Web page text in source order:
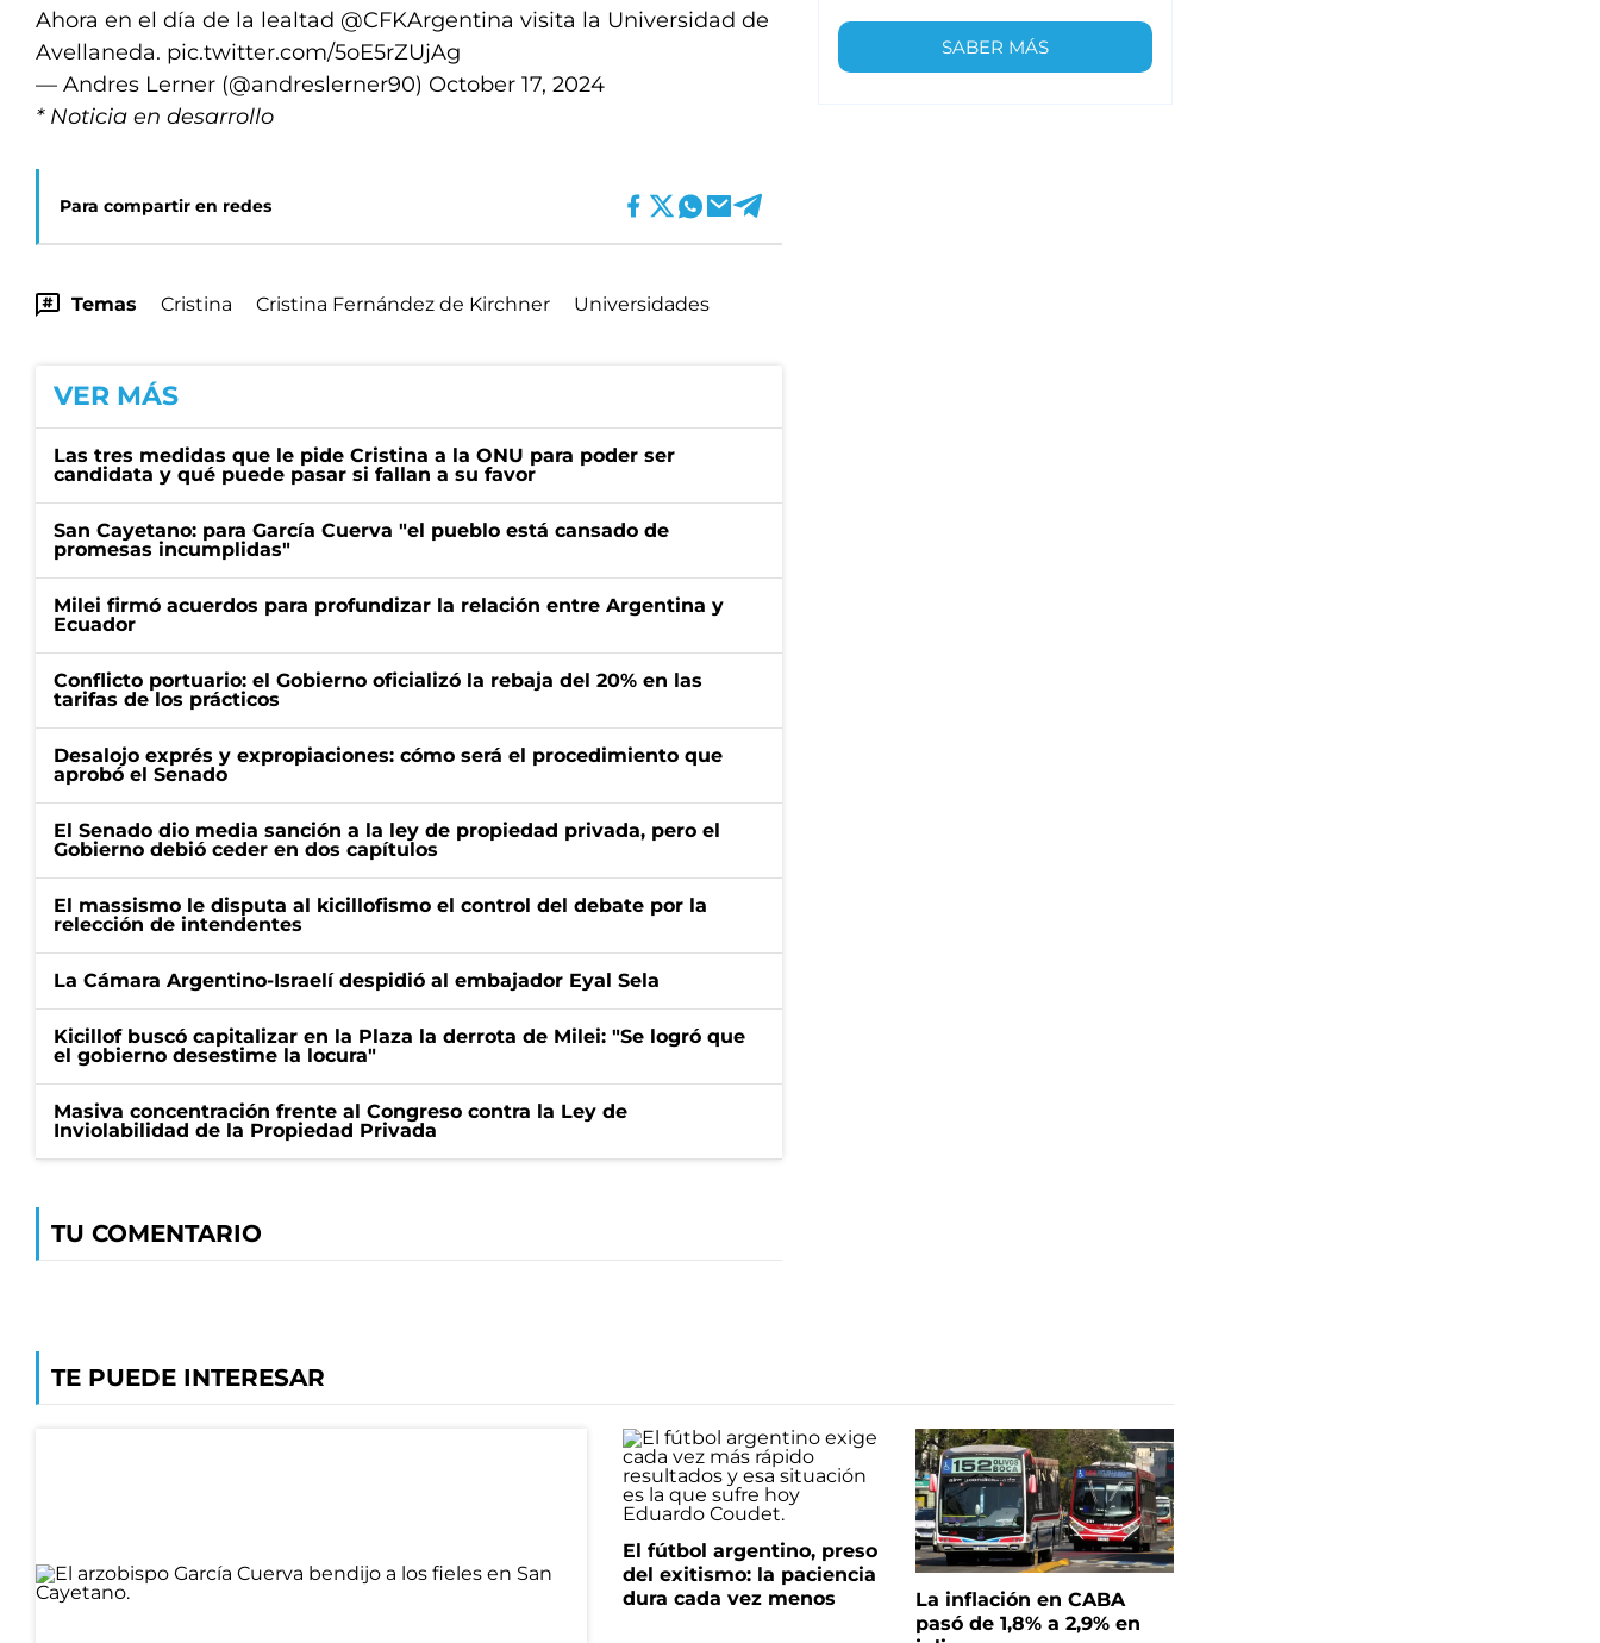
Ahora en el día de la lealtad @CFKArgentina visita la Universidad de
Avellaneda. pic.twitter.com/5oE5rZUjAg
— Andres Lerner (@andreslerner90) October 17, 2024
* Noticia en desarrollo
Para compartir en redes
Temas Cristina Cristina Fernández de Kirchner Universidades
VER MÁS
Las tres medidas que le pide Cristina a la ONU para poder ser
candidata y qué puede pasar si fallan a su favor
San Cayetano: para García Cuerva "el pueblo está cansado de
promesas incumplidas"
Milei firmó acuerdos para profundizar la relación entre Argentina y
Ecuador
Conflicto portuario: el Gobierno oficializó la rebaja del 20% en las
tarifas de los prácticos
Desalojo exprés y expropiaciones: cómo será el procedimiento que
aprobó el Senado
El Senado dio media sanción a la ley de propiedad privada, pero el
Gobierno debió ceder en dos capítulos
El massismo le disputa al kicillofismo el control del debate por la
relección de intendentes
La Cámara Argentino-Israelí despidió al embajador Eyal Sela
Kicillof buscó capitalizar en la Plaza la derrota de Milei: "Se logró que
el gobierno desestime la locura"
Masiva concentración frente al Congreso contra la Ley de
Inviolabilidad de la Propiedad Privada
TU COMENTARIO
SABER MÁS
TE PUEDE INTERESAR
El fútbol argentino, preso
del exitismo: la paciencia
dura cada vez menos
La inflación en CABA
pasó de 1,8% a 2,9% en